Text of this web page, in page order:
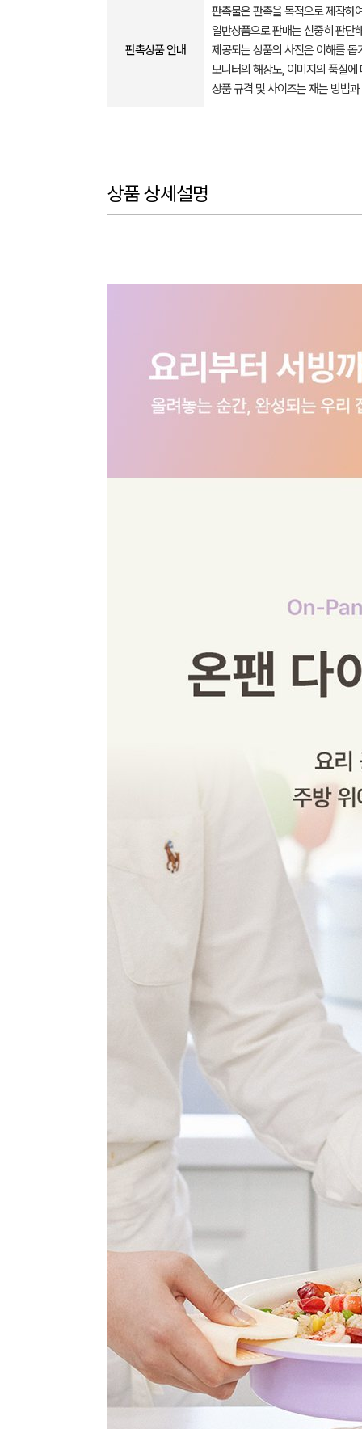
판촉상품 안내
판촉물은 판촉을 목적으로 제작하
일반상품으로 판매는 신중히 판단
제공되는 상품의 사진은 이해를
모니터의 해상도, 이미지의 품질
상품 규격 및 사이즈는 재는 방법
상품 상세설명